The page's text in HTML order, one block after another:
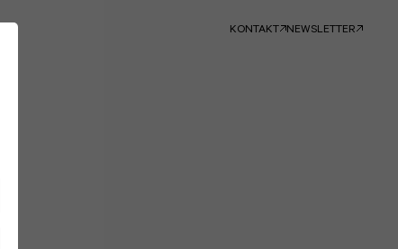
KONTAKT NEWSLETTER